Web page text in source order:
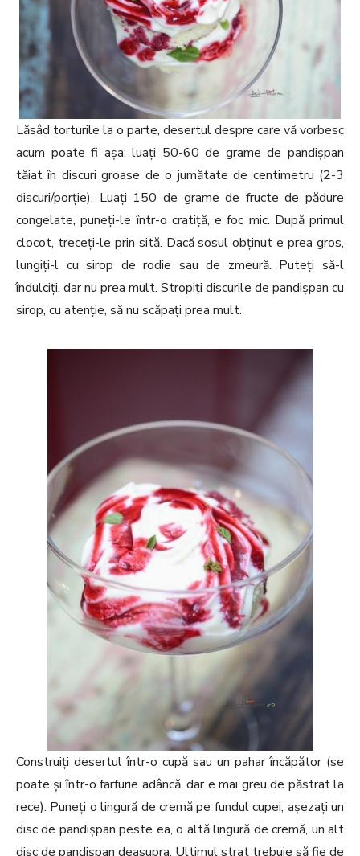
Lăsâd torturile la o parte, desertul despre care vă vorbesc
acum poate fi așa: luați 50-60 de grame de pandișpan
tăiat în discuri groase de o jumătate de centimetru (2-3
discuri/porție). Luați 150 de grame de fructe de pădure
congelate, puneți-le într-o cratiță, e foc mic. După primul
clocot, treceți-le prin sită. Dacă sosul obținut e prea gros,
lungiți-l cu sirop de rodie sau de zmeură. Puteți să-l
îndulciți, dar nu prea mult. Stropiți discurile de pandișpan cu
sirop, cu atenție, să nu scăpați prea mult.
Construiți desertul într-o cupă sau un pahar încăpător (se
poate și într-o farfurie adâncă, dar e mai greu de păstrat la
rece). Puneți o lingură de cremă pe fundul cupei, așezați un
disc de pandișpan peste ea, o altă lingură de cremă, un alt
disc de pandișpan deasupra. Ultimul strat trebuie să fie de